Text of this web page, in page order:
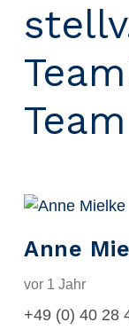
Anne
vor 1 Jahr
+49 (0) 40 28